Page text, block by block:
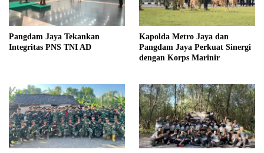
Pangdam Jaya Tekankan
Integritas PNS TNI AD
Kapolda Metro Jaya dan
Pangdam Jaya Perkuat Sinergi
dengan Korps Marinir